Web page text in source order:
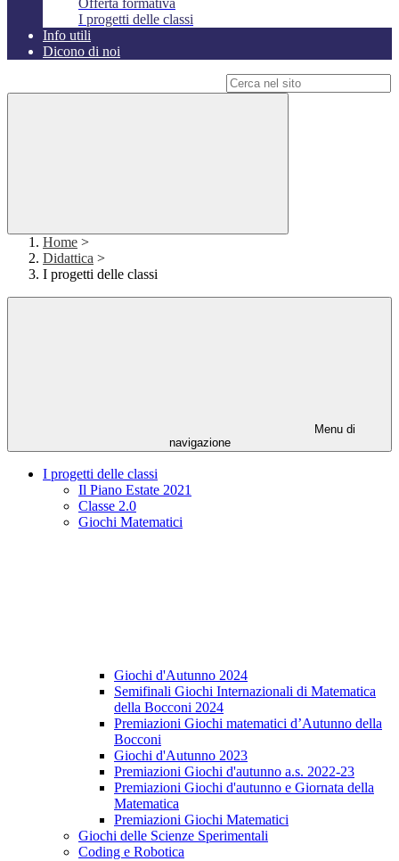
Offerta formativa
I progetti delle classi
Info utili
Dicono di noi
Home >
Didattica >
I progetti delle classi
Menu di
navigazione
I progetti delle classi
Il Piano Estate 2021
Classe 2.0
Giochi Matematici
Giochi d'Autunno 2024
Semifinali Giochi Internazionali di Matematica
della Bocconi 2024
Premiazioni Giochi matematici d’Autunno della
Bocconi
Giochi d'Autunno 2023
Premiazioni Giochi d'autunno a.s. 2022-23
Premiazioni Giochi d'autunno e Giornata della
Matematica
Premiazioni Giochi Matematici
Giochi delle Scienze Sperimentali
Coding e Robotica